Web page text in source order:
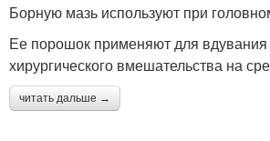
Борную мазь используют при
Ее порошок применяют для
хирургического вмешательства на
читать дальше →